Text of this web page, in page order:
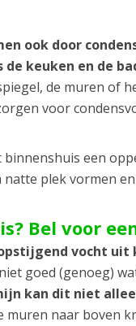
ook door
keuken en de
de muren of
voor
binnenshuis een
natte plek vormen
Bel voor
vocht
goed (genoeg)
kan dit niet
muren naar boven